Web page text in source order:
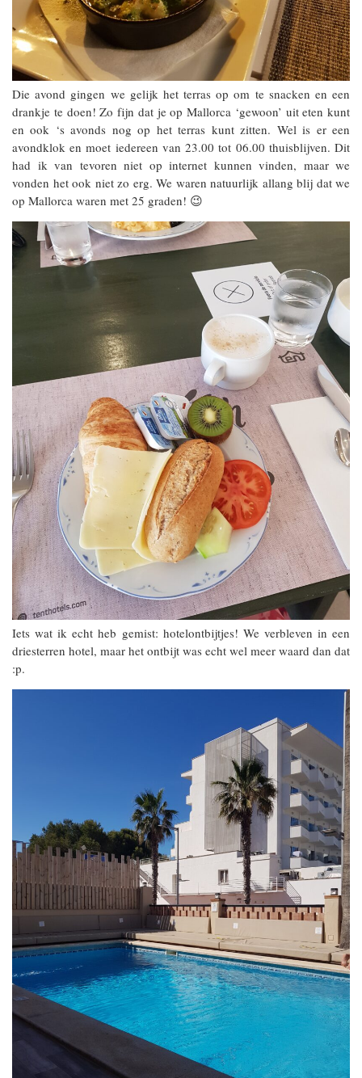
Die avond gingen we gelijk het terras op om te snacken en een
drankje te doen! Zo fijn dat je op Mallorca ‘gewoon’ uit eten kunt
en ook ‘s avonds nog op het terras kunt zitten. Wel is er een
avondklok en moet iedereen van 23.00 tot 06.00 thuisblijven. Dit
had ik van tevoren niet op internet kunnen vinden, maar we
vonden het ook niet zo erg. We waren natuurlijk allang blij dat we
op Mallorca waren met 25 graden! 😉
Iets wat ik echt heb gemist: hotelontbijtjes! We verbleven in een
driesterren hotel, maar het ontbijt was echt wel meer waard dan dat
:p.